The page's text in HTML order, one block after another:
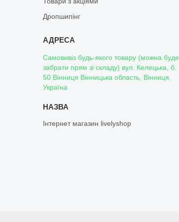
Дропшипінг
Самовивіз будь-якого товару (можна буде
забрати прям зі складу) вул. Келецька, б.
50 Вінниця Вінницька область, Вінниця,
Україна
Інтернет магазин livelyshop